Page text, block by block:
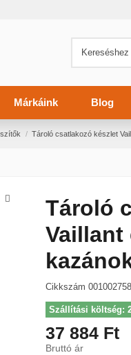
Márkáink Blog
Tároló csatlakozó készlet
Tároló
Vaillant
Cikkszám
Szállítási költség:
37 884 Ft
Bruttó ár